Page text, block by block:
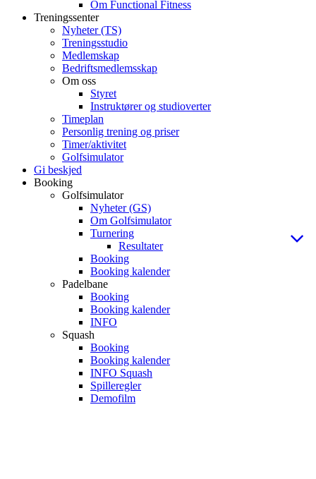
Om Functional Fitness
Treningssenter
Nyheter (TS)
Treningsstudio
Medlemskap
Bedriftsmedlemsskap
Om oss
Styret
Instruktører og studioverter
Timeplan
Personlig trening og priser
Timer/aktivitet
Golfsimulator
Gi beskjed
Booking
Golfsimulator
Nyheter (GS)
Om Golfsimulator
Turnering
Resultater
Booking
Booking kalender
Padelbane
Booking
Booking kalender
INFO
Squash
Booking
Booking kalender
INFO Squash
Spilleregler
Demofilm